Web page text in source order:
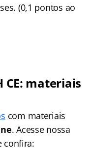
(0,1 pontos ao
CE: materiais
com materiais
. Acesse nossa
confira: